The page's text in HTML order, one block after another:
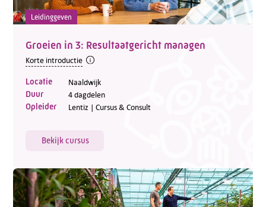
Leidinggeven
Groeien in 3: Resultaatgericht managen
Korte introductie
Locatie Naaldwijk
Duur 4 dagdelen
Opleider Lentiz | Cursus & Consult
Bekijk cursus